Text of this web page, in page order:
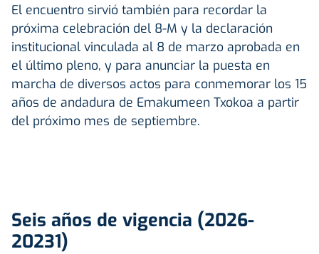
El encuentro sirvió también para recordar la
próxima celebración del 8-M y la declaración
institucional vinculada al 8 de marzo aprobada en
el último pleno, y para anunciar la puesta en
marcha de diversos actos para conmemorar los 15
años de andadura de Emakumeen Txokoa a partir
del próximo mes de septiembre.
Seis años de vigencia (2026-
20231)